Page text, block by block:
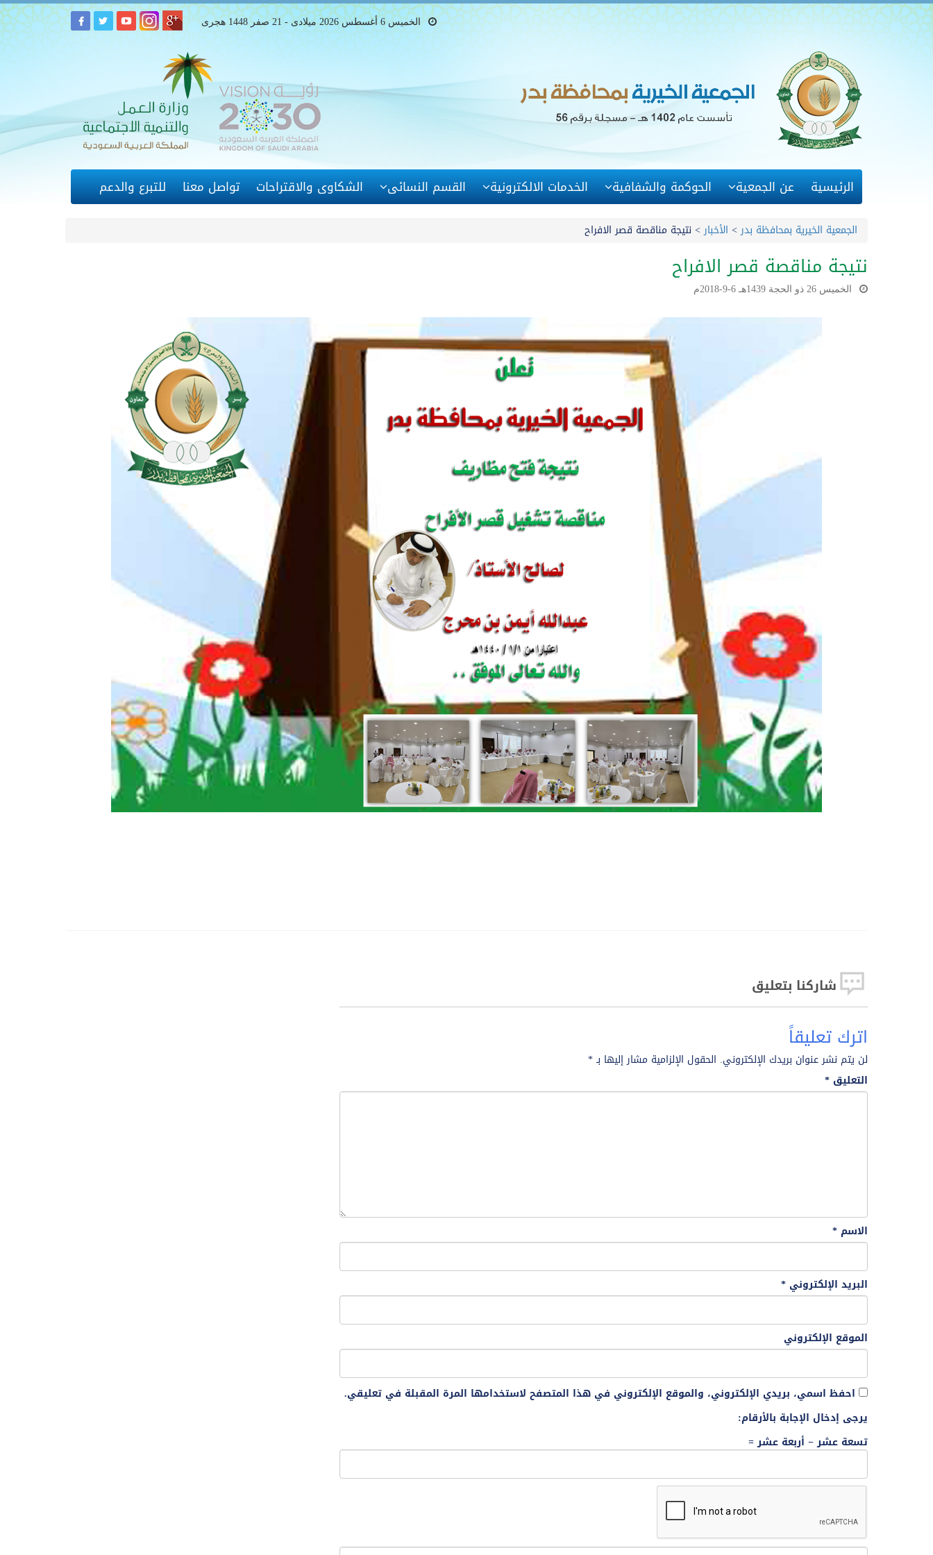
الخميس 6 أغسطس 2026 ميلادى - 21 صفر 1448 هجرى
الرئيسية عن الجمعية الحوكمة والشفافية الخدمات الالكترونية القسم النسائى الشكاوى والاقتراحات تواصل معنا للتبرع والدعم
الجمعية الخيرية بمحافظة بدر> الأخبار> نتيجة مناقصة قصر الافراح
نتيجة مناقصة قصر الافراح
الخميس 26 ذو الحجة 1439هـ 6-9-2018م
شاركنا بتعليق
اترك تعليقاً
لن يتم نشر عنوان بريدك الإلكتروني. الحقول الإلزامية مشار إليها بـ*
التعليق *
الاسم *
البريد الإلكتروني *
الموقع الإلكتروني
احفظ اسمي، بريدي الإلكتروني، والموقع الإلكتروني في هذا المتصفح لاستخدامها المرة المقبلة في تعليقي.
يرجى إدخال الإجابة بالأرقام:
تسعة عشر − أربعة عشر =